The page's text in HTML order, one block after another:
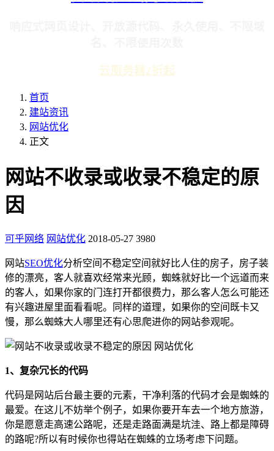
云服务器2折起
首页
建站资讯
网站优化
正文
网站不收录或收录不稳定的原
因
可乎网络 网站优化 2018-05-27 3980
网站SEO优化分析空间不稳定空间就好比人住的房子，房子装
修的漂亮，客人就喜欢经常来光顾，蜘蛛就好比一个远道而来
的客人，如果你家的门连打开都很费力，那么客人怎么可能还
有兴趣进屋里面看看呢。同样的道理，如果你的空间既卡又
慢，那么蜘蛛大人哪里还有心思爬进你的网站参观呢。
1、复杂冗长的代码
代码是网站后台最主要的元素，干净利落的代码才会是蜘蛛的
最爱。在这儿不妨举个例子，如果你要开车去一个地方旅游，
你是愿意走高速公路呢，还是走路面满是坑洼、路上都是障碍
的路呢?所以有时候你也得站在蜘蛛的立场考虑下问题。